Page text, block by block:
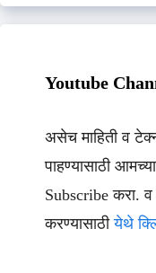
Youtube
असेच माहिती व
पाहण्यासाठी
Subscribe करा.
करण्यासाठीयेथे